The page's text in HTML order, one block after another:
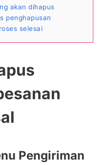
akan dihapus
penghapusan
selesai
Pengiriman